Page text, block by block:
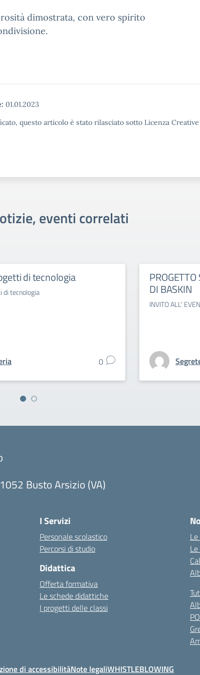
dimostrata, con vero spirito
01.01.2023
questo articolo è stato rilasciato sotto Licenza
eventi correlati
di tecnologia
tecnologia
0
PROGETTO
DI BASKIN
INVITO ALL'
Busto Arsizio (VA)
I Servizi
Personale scolastico
Percorsi di studio
Didattica
Offerta formativa
Le schede didattiche
I progetti delle classi
di accessibilitàNote legaliWHISTLEBLOWING